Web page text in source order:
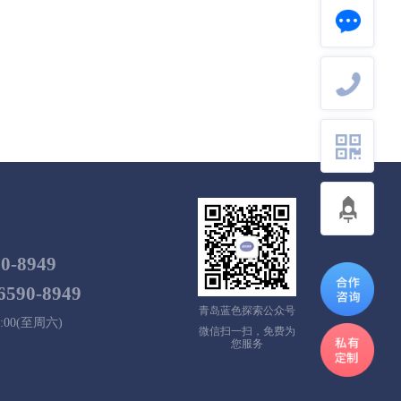
8949
8949
至周六)
青岛蓝色探索公众号
微信扫一扫，免费为
您服务